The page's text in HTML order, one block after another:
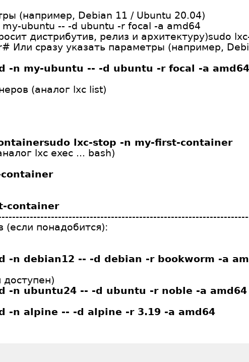
(например, Debian 11 / Ubuntu 20.04)
ubuntu -- -d ubuntu -r focal -a amd64
дистрибутив, релиз и архитектуру)sudo
Или сразу указать параметры (например,
-n my-ubuntu -- -d ubuntu -r focal -a amd64
(аналог lxc list)
lxc-stop -n my-first-container
lxc exec ... bash)
container
(если понадобится):
-n debian12 -- -d debian -r bookworm -a
-n ubuntu24 -- -d ubuntu -r noble -a
-n alpine -- -d alpine -r 3.19 -a amd64